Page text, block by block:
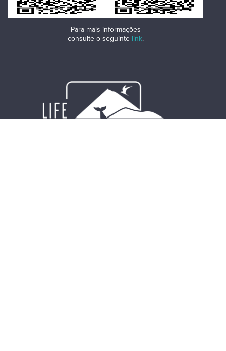
Para mais informações
consulte o seguinte link.